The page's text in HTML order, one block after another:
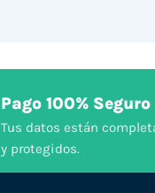
Pago 100% Seguro
Tus datos están
y protegidos.